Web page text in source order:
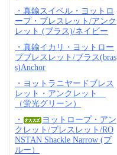
・真鍮スイベル・ヨットロ
ープ・ブレスレット/アンク
レット (ブラス)/ネイビー
・真鍮イカリ・ヨットロー
プブレスレット/ブラス(bras
s)Anchor
・ヨットラニヤードブレス
レット・アンクレット
（蛍光グリーン）
・
ヨットロープ・アン
クレット/ブレスレット/RO
NSTAN Shackle Narrow (ブ
ルー）